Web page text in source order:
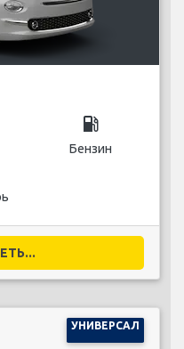
local_gas_station
Бензин
УНИВЕРСАЛ